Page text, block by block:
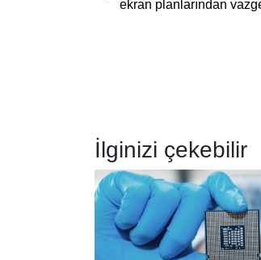
ekran planlarından
İlginizi çekebilir